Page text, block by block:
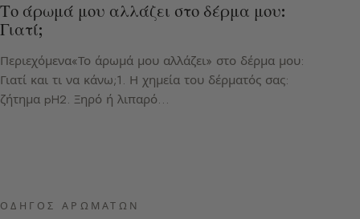
Το άρωμά μου αλλάζει στο δέρμα μου:
Γιατί;
Περιεχόμενα«Το άρωμά μου αλλάζει» στο δέρμα μου:
Γιατί και τι να κάνω;1. Η χημεία του δέρματός σας:
ζήτημα pH2. Ξηρό ή λιπαρό…
ΟΔΗΓΌΣ ΑΡΩΜΆΤΩΝ